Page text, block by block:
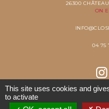
26300
ON
04 75
COPYRIGHT 2021 CLOS FOUGÈRES -
This site uses cookies and
to activate